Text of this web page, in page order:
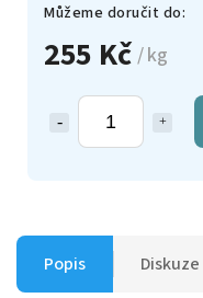
255 Kč / kg
Můžeme doručit do:
Popis Diskuze